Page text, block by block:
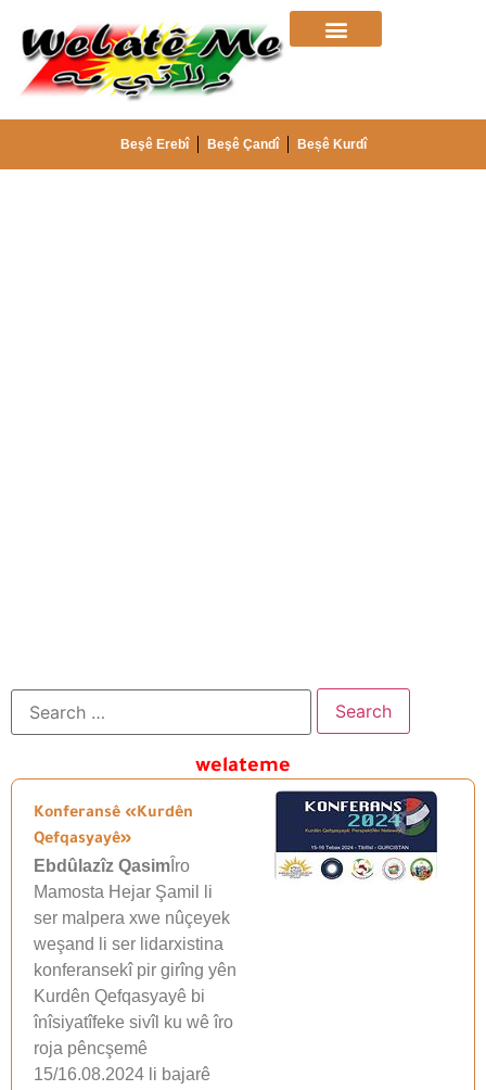
Beşê Erebî Beşê Çandî Beșê Kurdî
welateme
Konferansê «Kurdên
Qefqasyayê»
Ebdûlazîz Qasim Îro
Mamosta Hejar Şamil li
ser malpera xwe nûçeyek
weşand li ser lidarxistina
konferansekî pir girîng yên
Kurdên Qefqasyayê bi
înîsiyatîfeke sivîl ku wê îro
roja pêncşemê
15/16.08.2024 li bajarê